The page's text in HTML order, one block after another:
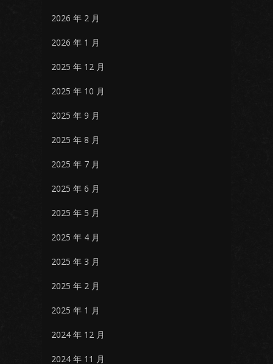
2026 年 2 月
2026 年 1 月
2025 年 12 月
2025 年 10 月
2025 年 9 月
2025 年 8 月
2025 年 7 月
2025 年 6 月
2025 年 5 月
2025 年 4 月
2025 年 3 月
2025 年 2 月
2025 年 1 月
2024 年 12 月
2024 年 11 月